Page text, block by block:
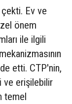
Ev ve
önem
ile ilgili
etti. CTP'nin,
ve erişilebilir
temel